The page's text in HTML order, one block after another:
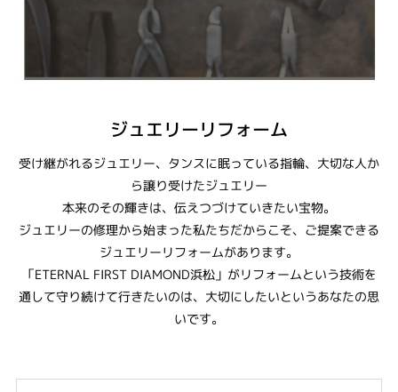
ジュエリーリフォーム
受け継がれるジュエリー、タンスに眠っている指輪、大切な人か
ら譲り受けたジュエリー
本来のその輝きは、伝えつづけていきたい宝物。
ジュエリーの修理から始まった私たちだからこそ、ご提案できる
ジュエリーリフォームがあります。
「ETERNAL FIRST DIAMOND浜松」がリフォームという技術を
通して守り続けて行きたいのは、大切にしたいというあなたの思
いです。